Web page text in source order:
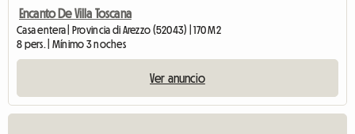
Encanto De Villa Toscana
Casa entera | Provincia di Arezzo (52043) | 170 M2
8 pers. | Mínimo 3 noches
Ver anuncio